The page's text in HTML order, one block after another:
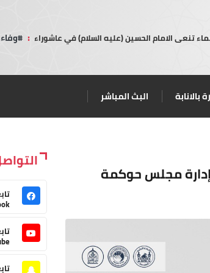
تنعى الامام الحسين (عليه السلام) في عاشوراء :
بالانابة البث المباشر
مجلس حوكمة